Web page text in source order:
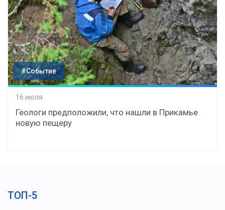
#Событие
16 июля
Геологи предположили, что нашли в Прикамье
новую пещеру
ТОП-5